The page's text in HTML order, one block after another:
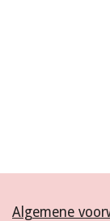
Algemene